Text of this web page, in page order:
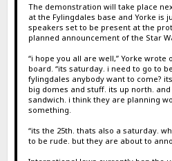
The demonstration will take place
at the Fylingdales base and Yorke is
speakers set to be present at the
planned announcement of the Star
“i hope you all are well,” Yorke wrote
board. “its saturday. i need to go to
fylingdales anybody want to come?
big domes and stuff. its up north.
sandwich. i think they are planning
something.
“its the 25th. thats also a saturday.
to be rude. but they are about to